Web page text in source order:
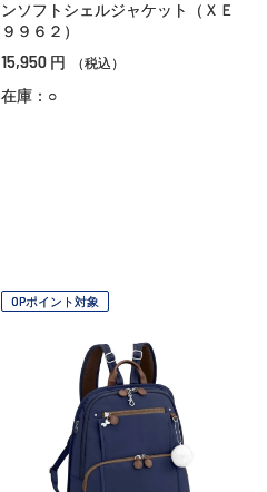
ンソフトシェルジャケット（ＸＥ
９９６２）
15,950 円 （税込）
在庫：○
OPポイント対象